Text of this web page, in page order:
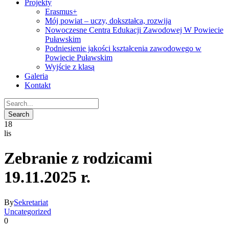
Projekty
Erasmus+
Mój powiat – uczy, dokształca, rozwija
Nowoczesne Centra Edukacji Zawodowej W Powiecie
Puławskim
Podniesienie jakości kształcenia zawodowego w
Powiecie Puławskim
Wyjście z klasą
Galeria
Kontakt
18
lis
Zebranie z rodzicami
19.11.2025 r.
BySekretariat
Uncategorized
0